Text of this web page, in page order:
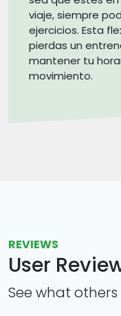
viaje, siempre
ejercicios. Esta
pierdas un
mantener tu
movimiento.
REVIEWS
User
See what